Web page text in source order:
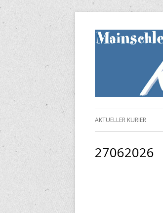
zum
Inhalt
Primäres
AKTUELLER KURIER
27062026